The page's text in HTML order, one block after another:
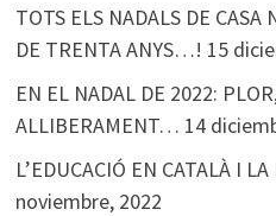
TOTS ELS NADALS DE CASA
DE TRENTA ANYS…! 15
EN EL NADAL DE 2022:
ALLIBERAMENT… 14
L’EDUCACIÓ EN CATALÀ I
noviembre, 2022